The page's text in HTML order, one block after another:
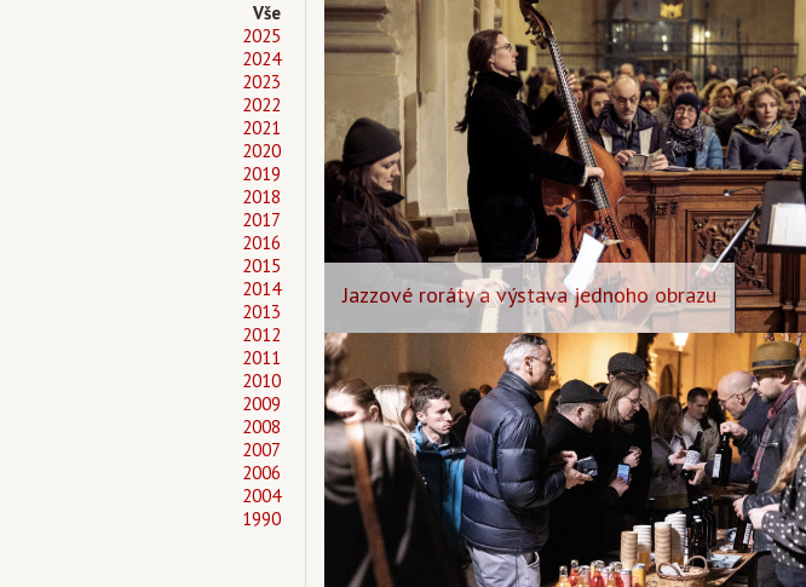
Vše
2025
2024
2023
2022
2021
2020
2019
2018
2017
2016
2015
2014
2013
2012
2011
2010
2009
2008
2007
2006
2004
1990
Jazzové roráty a výstava jednoho obrazu